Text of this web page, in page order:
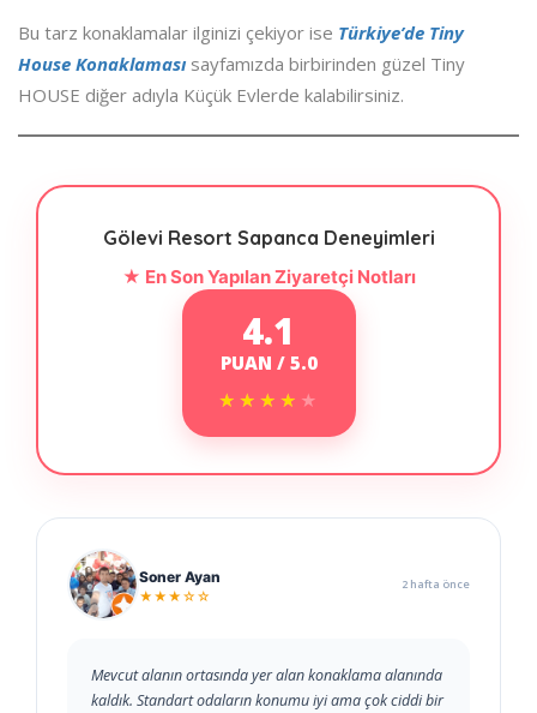
Bu tarz konaklamalar ilginizi çekiyor ise Türkiye’de Tiny
House Konaklaması sayfamızda birbirinden güzel Tiny
HOUSE diğer adıyla Küçük Evlerde kalabilirsiniz.
Gölevi Resort Sapanca Deneyimleri
★ En Son Yapılan Ziyaretçi Notları
4.1
PUAN / 5.0
★★★★★
★★★★★
Soner Ayan
★★★☆☆
2 hafta önce
Mevcut alanın ortasında yer alan konaklama alanında
kaldık. Standart odaların konumu iyi ama çok ciddi bir